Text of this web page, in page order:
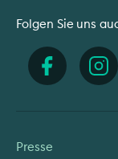
Folgen Sie uns
Presse